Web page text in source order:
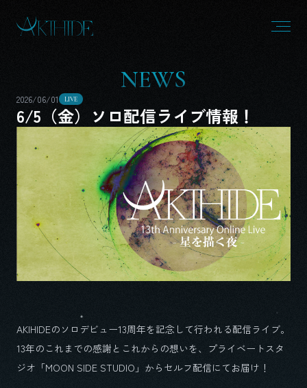
NEWS
2026/06/01 LIVE
6/5（金）ソロ配信ライブ情報！
AKIHIDEのソロデビュー13周年を記念して行われる配信ライブ。
13年のこれまでの感謝とこれからの想いを、プライベートスタ
ジオ「MOON SIDE STUDIO」からセルフ配信にてお届け！